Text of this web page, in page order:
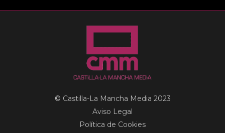
© Castilla-La Mancha Media 2023
Aviso Legal
Política de Cookies